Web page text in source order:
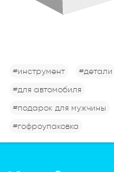
#инструмент
#детали
#для автомобиля
#подарок для мужчины
#гофроупаковка